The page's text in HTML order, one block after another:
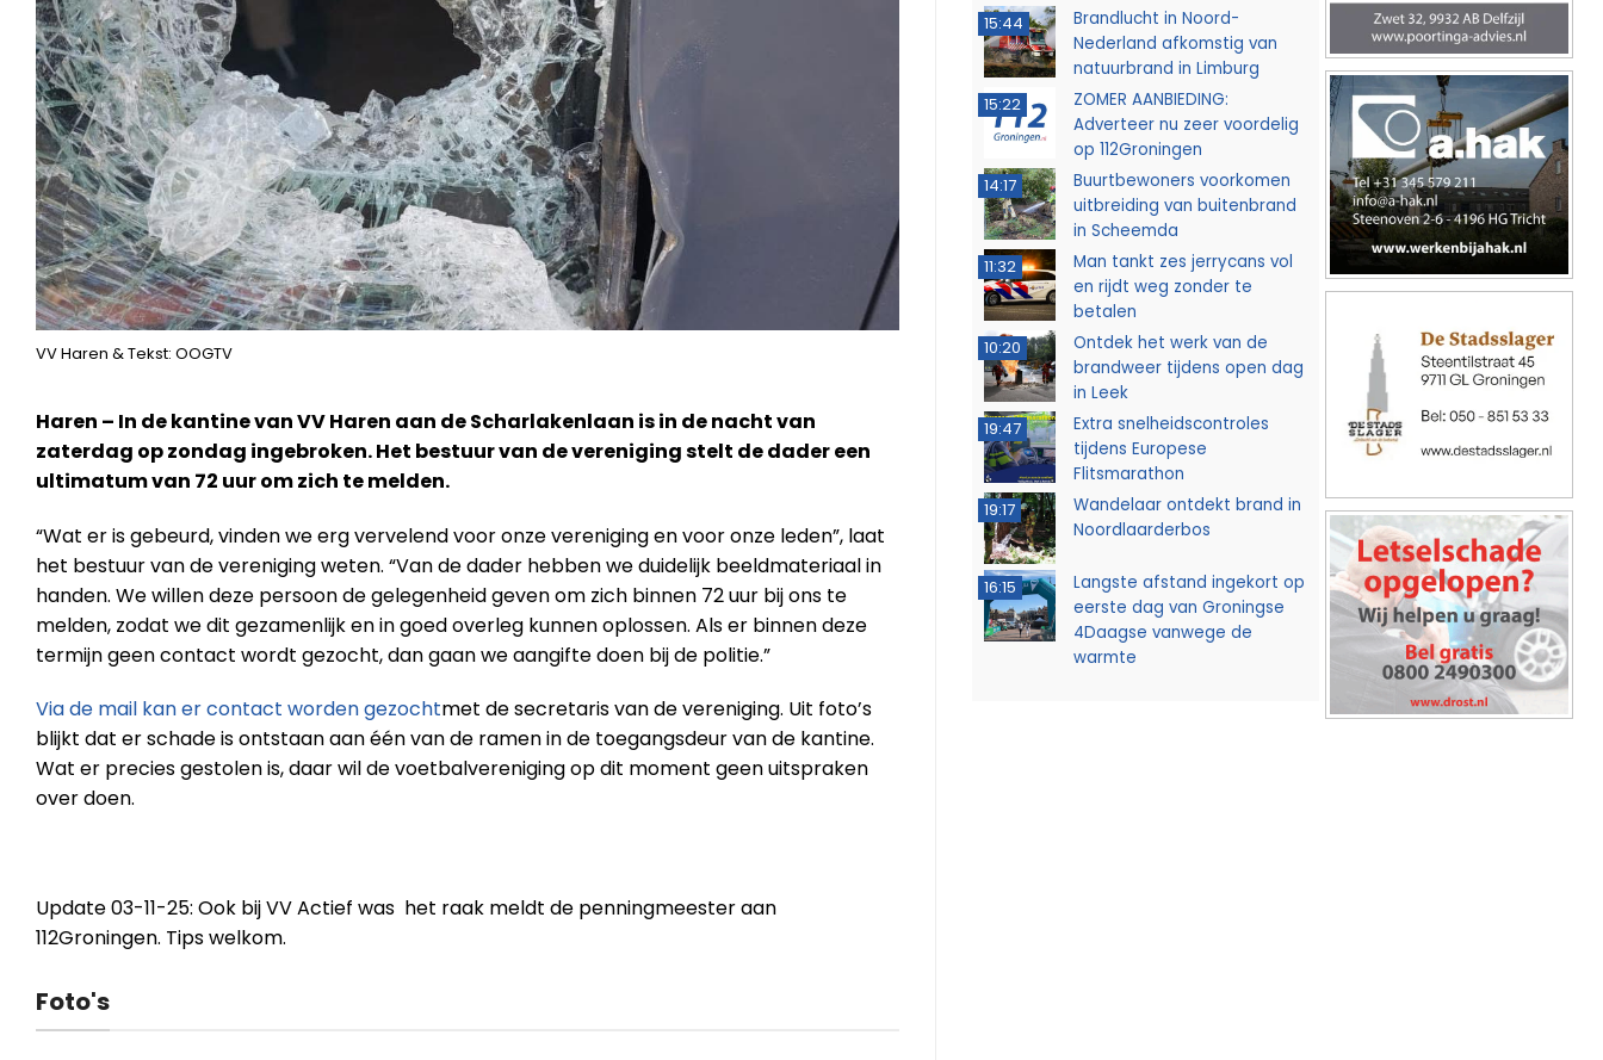
VV Haren & Tekst: OOGTV
Haren – In de kantine van VV Haren aan de Scharlakenlaan is in de nacht van
zaterdag op zondag ingebroken. Het bestuur van de vereniging stelt de dader een
ultimatum van 72 uur om zich te melden.
“Wat er is gebeurd, vinden we erg vervelend voor onze vereniging en voor onze leden”, laat
het bestuur van de vereniging weten. “Van de dader hebben we duidelijk beeldmateriaal in
handen. We willen deze persoon de gelegenheid geven om zich binnen 72 uur bij ons te
melden, zodat we dit gezamenlijk en in goed overleg kunnen oplossen. Als er binnen deze
termijn geen contact wordt gezocht, dan gaan we aangifte doen bij de politie.”
Via de mail kan er contact worden gezochtmet de secretaris van de vereniging. Uit foto’s
blijkt dat er schade is ontstaan aan één van de ramen in de toegangsdeur van de kantine.
Wat er precies gestolen is, daar wil de voetbalvereniging op dit moment geen uitspraken
over doen.
Update 03-11-25: Ook bij VV Actief was het raak meldt de penningmeester aan
112Groningen. Tips welkom.
Foto's
15:44
Brandlucht in Noord-
Nederland afkomstig van
natuurbrand in Limburg
15:22
ZOMER AANBIEDING:
Adverteer nu zeer voordelig
op 112Groningen
14:17
Buurtbewoners voorkomen
uitbreiding van buitenbrand
in Scheemda
11:32
Man tankt zes jerrycans vol
en rijdt weg zonder te
betalen
10:20
Ontdek het werk van de
brandweer tijdens open dag
in Leek
19:47
Extra snelheidscontroles
tijdens Europese
Flitsmarathon
19:17
Wandelaar ontdekt brand in
Noordlaarderbos
16:15
Langste afstand ingekort op
eerste dag van Groningse
4Daagse vanwege de
warmte